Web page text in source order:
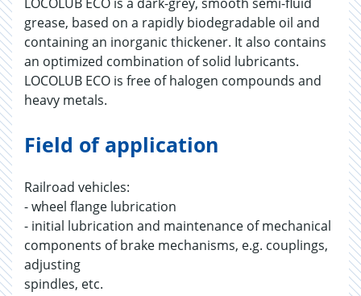
grease, based on a rapidly biodegradable oil and
containing an inorganic thickener. It also contains
an optimized combination of solid lubricants.
LOCOLUB ECO is free of halogen compounds and
heavy metals.
Field of application
Railroad vehicles:
- wheel flange lubrication
- initial lubrication and maintenance of mechanical
components of brake mechanisms, e.g. couplings,
adjusting
spindles, etc.